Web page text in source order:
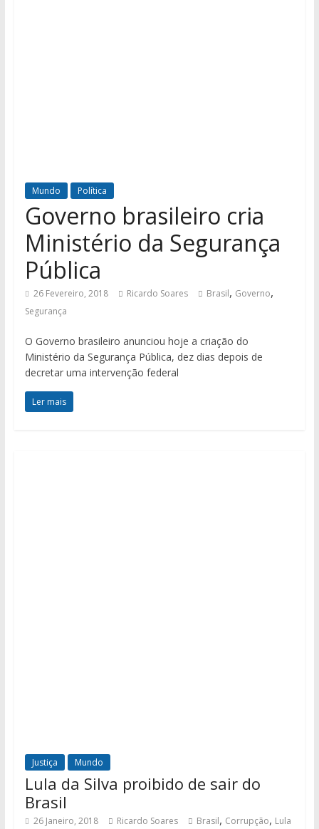
Mundo Política
Governo brasileiro cria
Ministério da Segurança
Pública
26 Fevereiro, 2018 Ricardo Soares Brasil, Governo,
Segurança
O Governo brasileiro anunciou hoje a criação do
Ministério da Segurança Pública, dez dias depois de
decretar uma intervenção federal
Ler mais
Justiça Mundo
Lula da Silva proibido de sair do
Brasil
26 Janeiro, 2018 Ricardo Soares Brasil, Corrupção, Lula